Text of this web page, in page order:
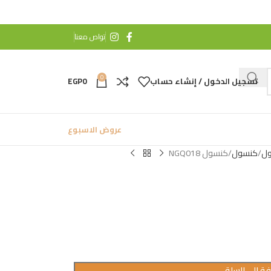
تواص معنا
تسجيل الدخول / إنشاء حساب 0
EGP0
عروض الاسبوع
كنسول كنسول NGQ018